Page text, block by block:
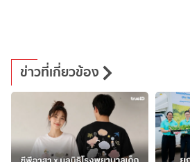
ข่าวที่เกี่ยวข้อง